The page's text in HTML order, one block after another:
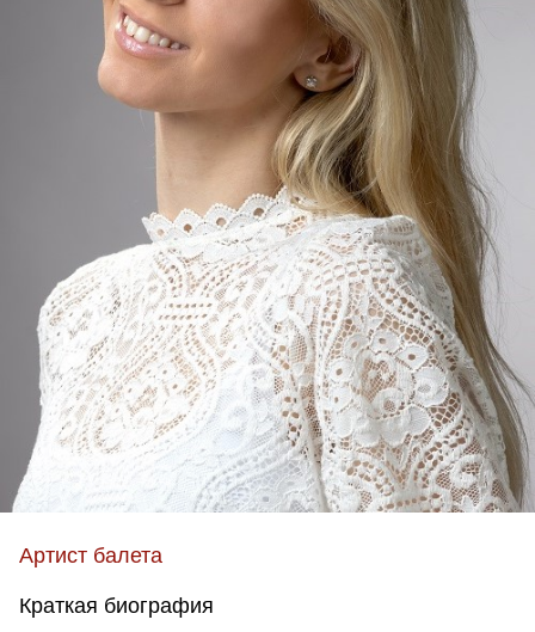
Артист балета
Краткая биография